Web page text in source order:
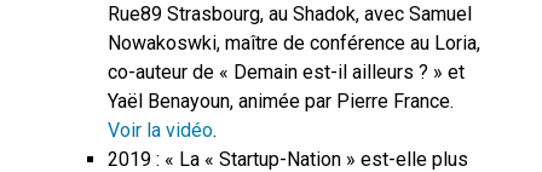
Rue89 Strasbourg, au Shadok, avec Samuel
Nowakoswki, maître de conférence au Loria,
co-auteur de « Demain est-il ailleurs ? » et
Yaël Benayoun, animée par Pierre France.
Voir la vidéo.
2019 : « La « Startup-Nation » est-elle plus